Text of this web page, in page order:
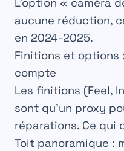
L’option « caméra
aucune réduction,
en 2024-2025.
Finitions et options
compte
Les finitions (Feel,
sont qu’un proxy
réparations. Ce qui
Toit panoramique :